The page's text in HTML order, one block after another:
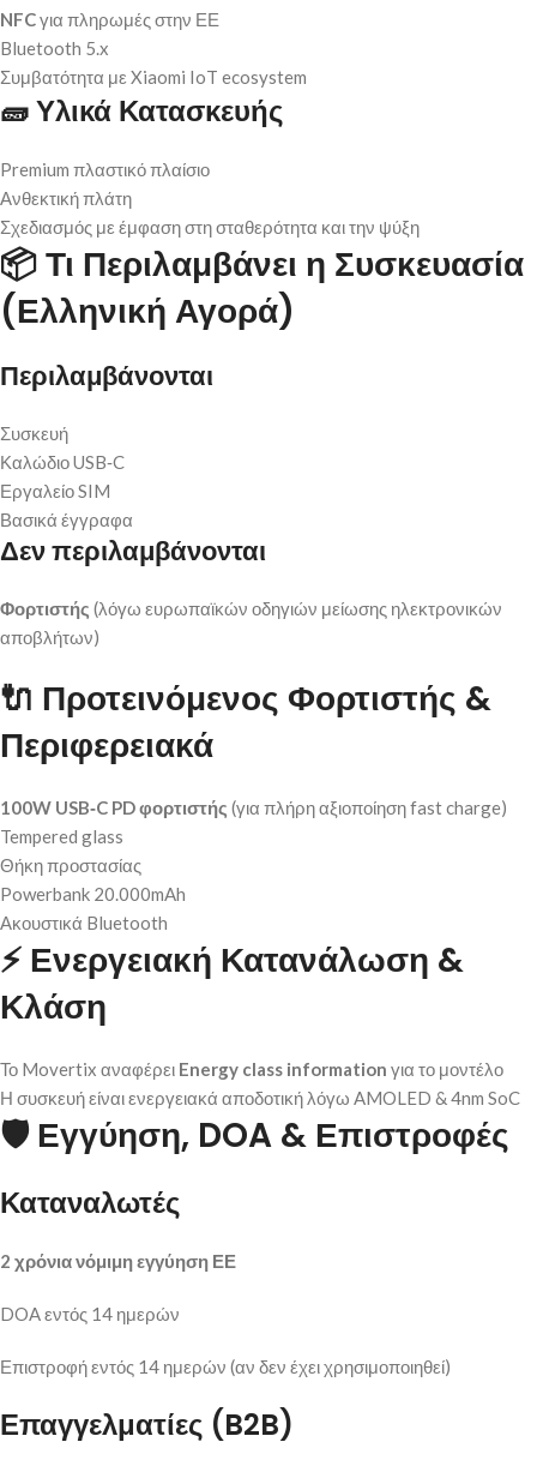
NFCγια πληρωμές στην ΕΕ
Bluetooth 5.x
Συμβατότητα με Xiaomi IoT ecosystem
🧱 Υλικά Κατασκευής
Premium πλαστικό πλαίσιο
Ανθεκτική πλάτη
Σχεδιασμός με έμφαση στη σταθερότητα και την ψύξη
📦Τι Περιλαμβάνει η Συσκευασία
(Ελληνική Αγορά)
Περιλαμβάνονται
Συσκευή
Καλώδιο USB‑C
Εργαλείο SIM
Βασικά έγγραφα
Δεν περιλαμβάνονται
Φορτιστής (λόγω ευρωπαϊκών οδηγιών μείωσης ηλεκτρονικών
αποβλήτων)
🔌 Προτεινόμενος Φορτιστής &
Περιφερειακά
100W USB‑C PD φορτιστής (για πλήρη αξιοποίηση fast charge)
Tempered glass
Θήκη προστασίας
Powerbank 20.000mAh
Ακουστικά Bluetooth
⚡ Ενεργειακή Κατανάλωση &
Κλάση
Το Movertix αναφέρει Energy class information για το μοντέλο
Η συσκευή είναι ενεργειακά αποδοτική λόγω AMOLED & 4nm SoC
🛡️Εγγύηση, DOA & Επιστροφές
Καταναλωτές
2 χρόνια νόμιμη εγγύηση ΕΕ
DOA εντός 14 ημερών
Επιστροφή εντός 14 ημερών (αν δεν έχει χρησιμοποιηθεί)
Επαγγελματίες (B2B)